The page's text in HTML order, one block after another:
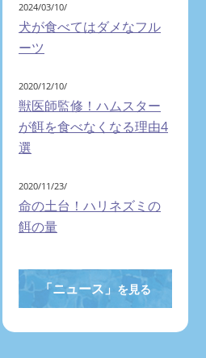
2024/03/10/
犬が食べてはダメなフル
ーツ
2020/12/10/
獣医師監修！ハムスター
が餌を食べなくなる理由4
選
2020/11/23/
命の土台！ハリネズミの
餌の量
「ニュース」 を見る